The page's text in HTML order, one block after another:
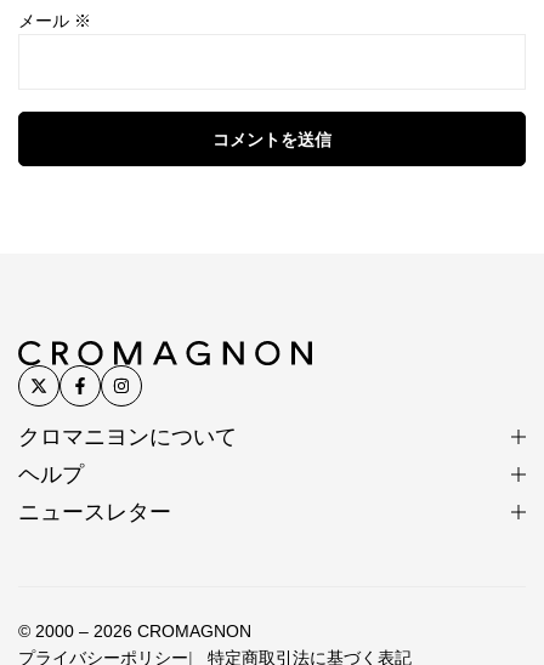
メール ※
コメントを送信
クロマニヨンについて
ヘルプ
ニュースレター
© 2000 – 2026 CROMAGNON
プライバシーポリシー
特定商取引法に基づく表記